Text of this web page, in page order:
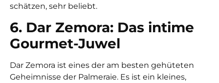
schätzen, sehr beliebt.
6. Dar Zemora: Das intime
Gourmet-Juwel
Dar Zemora ist eines der am besten gehüteten
Geheimnisse der Palmeraie. Es ist ein kleines,